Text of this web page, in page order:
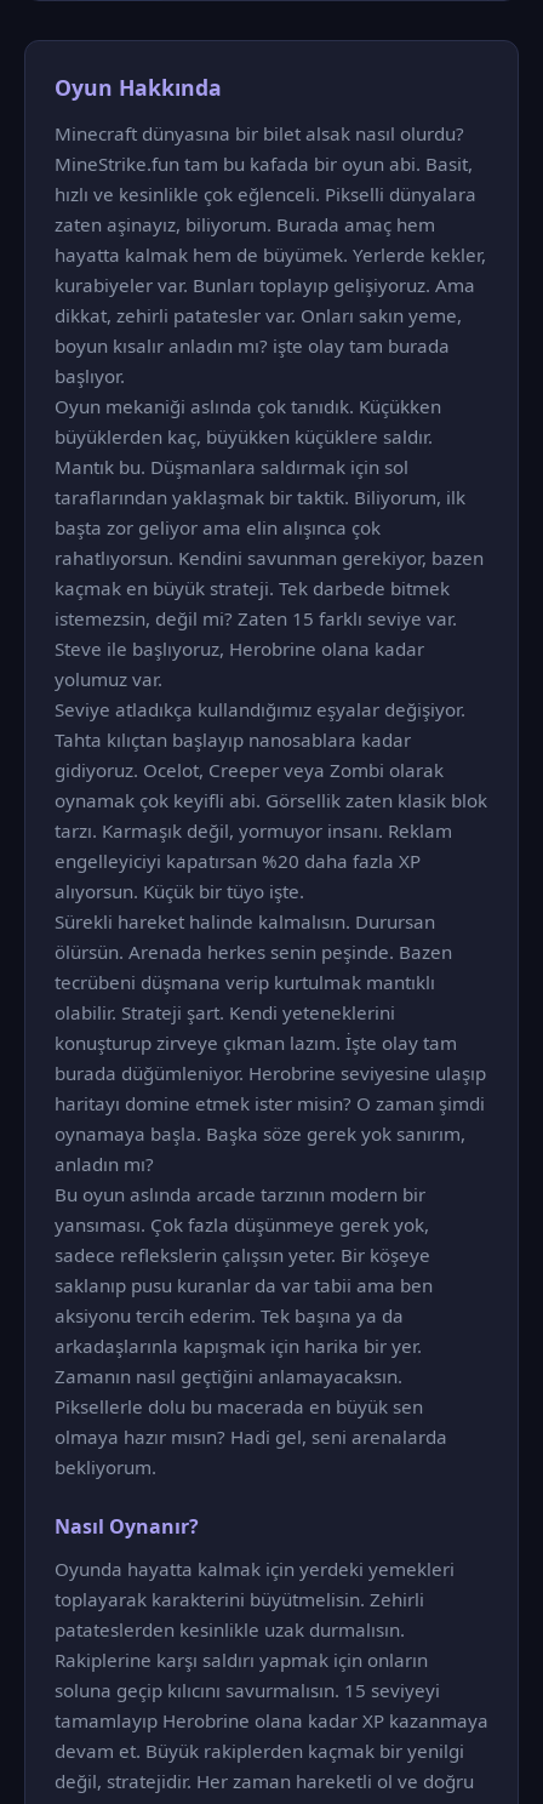
Oyun Hakkında
Minecraft dünyasına bir bilet alsak nasıl olurdu?
MineStrike.fun tam bu kafada bir oyun abi. Basit,
hızlı ve kesinlikle çok eğlenceli. Pikselli dünyalara
zaten aşinayız, biliyorum. Burada amaç hem
hayatta kalmak hem de büyümek. Yerlerde kekler,
kurabiyeler var. Bunları toplayıp gelişiyoruz. Ama
dikkat, zehirli patatesler var. Onları sakın yeme,
boyun kısalır anladın mı? işte olay tam burada
başlıyor.
Oyun mekaniği aslında çok tanıdık. Küçükken
büyüklerden kaç, büyükken küçüklere saldır.
Mantık bu. Düşmanlara saldırmak için sol
taraflarından yaklaşmak bir taktik. Biliyorum, ilk
başta zor geliyor ama elin alışınca çok
rahatlıyorsun. Kendini savunman gerekiyor, bazen
kaçmak en büyük strateji. Tek darbede bitmek
istemezsin, değil mi? Zaten 15 farklı seviye var.
Steve ile başlıyoruz, Herobrine olana kadar
yolumuz var.
Seviye atladıkça kullandığımız eşyalar değişiyor.
Tahta kılıçtan başlayıp nanosablara kadar
gidiyoruz. Ocelot, Creeper veya Zombi olarak
oynamak çok keyifli abi. Görsellik zaten klasik blok
tarzı. Karmaşık değil, yormuyor insanı. Reklam
engelleyiciyi kapatırsan %20 daha fazla XP
alıyorsun. Küçük bir tüyo işte.
Sürekli hareket halinde kalmalısın. Durursan
ölürsün. Arenada herkes senin peşinde. Bazen
tecrübeni düşmana verip kurtulmak mantıklı
olabilir. Strateji şart. Kendi yeteneklerini
konuşturup zirveye çıkman lazım. İşte olay tam
burada düğümleniyor. Herobrine seviyesine ulaşıp
haritayı domine etmek ister misin? O zaman şimdi
oynamaya başla. Başka söze gerek yok sanırım,
anladın mı?
Bu oyun aslında arcade tarzının modern bir
yansıması. Çok fazla düşünmeye gerek yok,
sadece reflekslerin çalışsın yeter. Bir köşeye
saklanıp pusu kuranlar da var tabii ama ben
aksiyonu tercih ederim. Tek başına ya da
arkadaşlarınla kapışmak için harika bir yer.
Zamanın nasıl geçtiğini anlamayacaksın.
Piksellerle dolu bu macerada en büyük sen
olmaya hazır mısın? Hadi gel, seni arenalarda
bekliyorum.
Nasıl Oynanır?
Oyunda hayatta kalmak için yerdeki yemekleri
toplayarak karakterini büyütmelisin. Zehirli
patateslerden kesinlikle uzak durmalısın.
Rakiplerine karşı saldırı yapmak için onların
soluna geçip kılıcını savurmalısın. 15 seviyeyi
tamamlayıp Herobrine olana kadar XP kazanmaya
devam et. Büyük rakiplerden kaçmak bir yenilgi
değil, stratejidir. Her zaman hareketli ol ve doğru